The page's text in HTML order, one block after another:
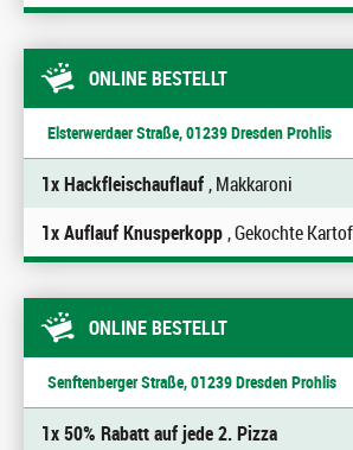
ONLINE BESTELLT
Elsterwerdaer Straße, 01239 Dresden Prohlis
1x Hackfleischauflauf, Makkaroni
1x Auflauf Knusperkopp, Gekochte
ONLINE BESTELLT
Senftenberger Straße, 01239 Dresden Prohlis
1x 50% Rabatt auf jede 2. Pizza